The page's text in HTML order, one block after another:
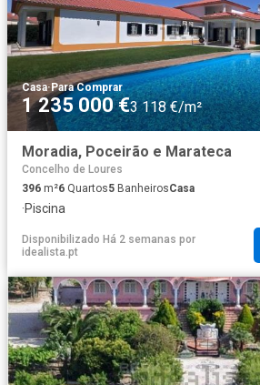
Casa·Para Comprar
1 235 000 €3 118 €/m²
Moradia, Poceirão e Marateca
Concelho de Loures
396 m²6 Quartos5 BanheirosCasa
·Piscina
Disponibilizado Há 2 semanas por
idealista.pt